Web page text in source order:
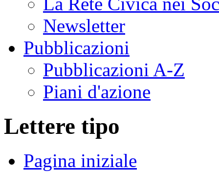
Newsletter
Pubblicazioni
Pubblicazioni A-Z
Piani d'azione
Lettere tipo
Pagina iniziale